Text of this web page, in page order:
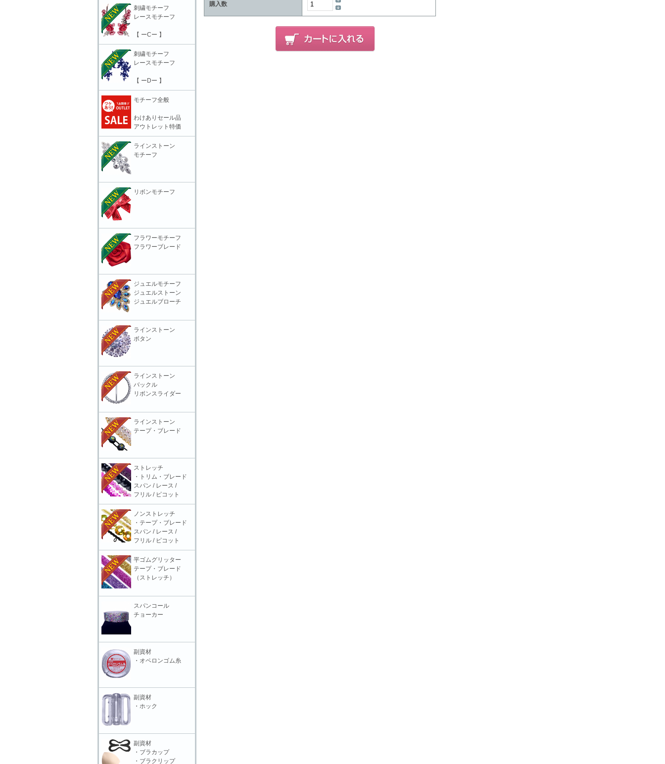
購入数
刺繍モチーフ
レースモチーフ
【 ーCー 】
刺繍モチーフ
レースモチーフ
【 ーDー 】
モチーフ全般
わけありセール品
アウトレット特価
ラインストーン
モチーフ
リボンモチーフ
フラワーモチーフ
フラワーブレード
ジュエルモチーフ
ジュエルストーン
ジュエルブローチ
ラインストーン
ボタン
ラインストーン
バックル
リボンスライダー
ラインストーン
テープ・ブレード
ストレッチ
・トリム・ブレード
スパン / レース /
フリル / ピコット
ノンストレッチ
・テープ・ブレード
スパン / レース /
フリル / ピコット
平ゴムグリッター
テープ・ブレード
（ストレッチ）
スパンコール
チョーカー
副資材
・オペロンゴム糸
副資材
・ホック
副資材
・ブラカップ
・ブラクリップ